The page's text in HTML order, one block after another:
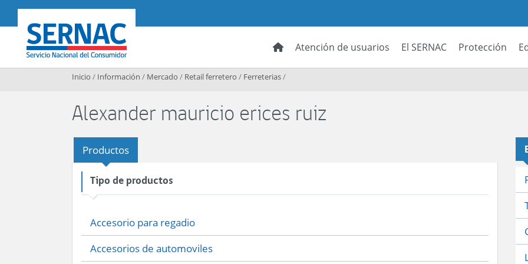
SERNAC
Atención de usuarios El SERNAC Protección
Inicio / Información / Mercado / Retail ferretero / Ferreterias/
Alexander mauricio erices ruiz
Productos
Tipo de productos
Accesorio para regadio
Accesorios de automoviles